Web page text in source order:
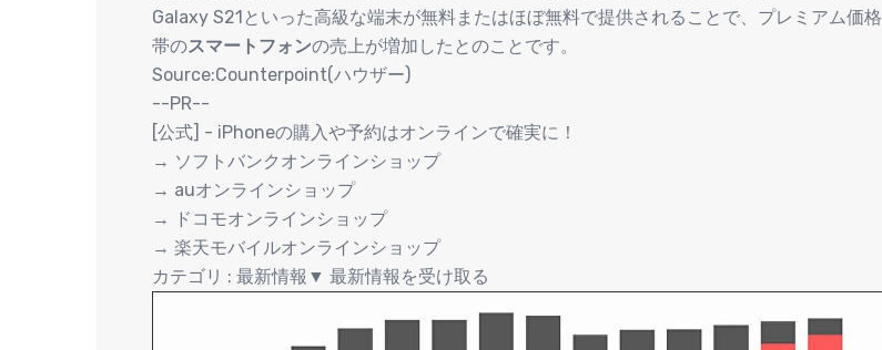
Galaxy S21といった高級な端末が無料またはほぼ無料で提供されることで、プレミアム価格
帯のスマートフォンの売上が増加したとのことです。
Source:Counterpoint(ハウザー)
--PR--
[公式] - iPhoneの購入や予約はオンラインで確実に！
→ ソフトバンクオンラインショップ
→ auオンラインショップ
→ ドコモオンラインショップ
→ 楽天モバイルオンラインショップ
カテゴリ : 最新情報▼ 最新情報を受け取る